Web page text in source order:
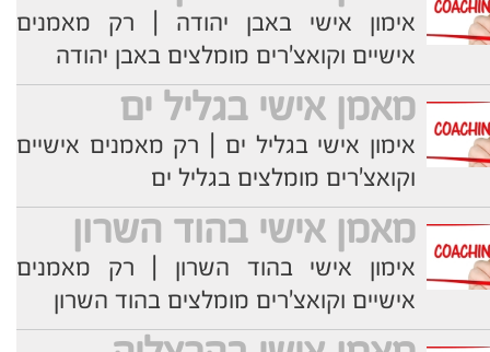
אימון אישי באבן יהודה | רק מאמנים
אישיים וקואצ'רים מומלצים באבן יהודה
מאמן אישי בגליל ים
אימון אישי בגליל ים | רק מאמנים אישיים
וקואצ'רים מומלצים בגליל ים
מאמן אישי בהוד השרון
אימון אישי בהוד השרון | רק מאמנים
אישיים וקואצ'רים מומלצים בהוד השרון